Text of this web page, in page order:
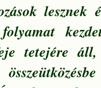
lesznek
tetejére